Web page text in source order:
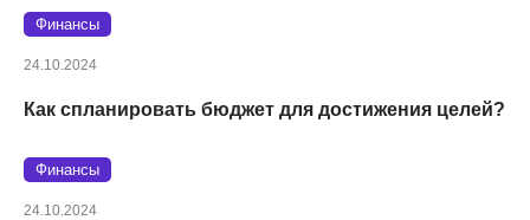
Финансы
24.10.2024
Как спланировать бюджет для достижения целей?
Финансы
24.10.2024